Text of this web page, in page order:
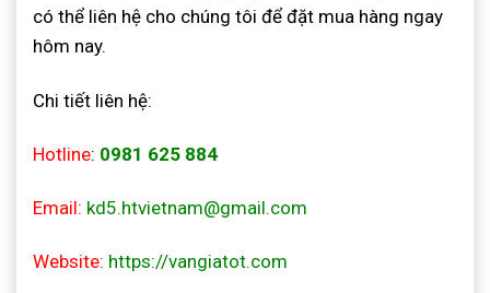
có thể liên hệ cho chúng tôi để đặt mua hàng ngay
hôm nay.
Chi tiết liên hệ:
Hotline: 0981 625 884
Email: kd5.htvietnam@gmail.com
Website: https://vangiatot.com